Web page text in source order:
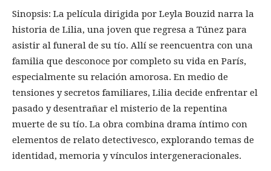
Sinopsis: La película dirigida por Leyla Bouzid narra la
historia de Lilia, una joven que regresa a Túnez para
asistir al funeral de su tío. Allí se reencuentra con una
familia que desconoce por completo su vida en París,
especialmente su relación amorosa. En medio de
tensiones y secretos familiares, Lilia decide enfrentar el
pasado y desentrañar el misterio de la repentina
muerte de su tío. La obra combina drama íntimo con
elementos de relato detectivesco, explorando temas de
identidad, memoria y vínculos intergeneracionales.